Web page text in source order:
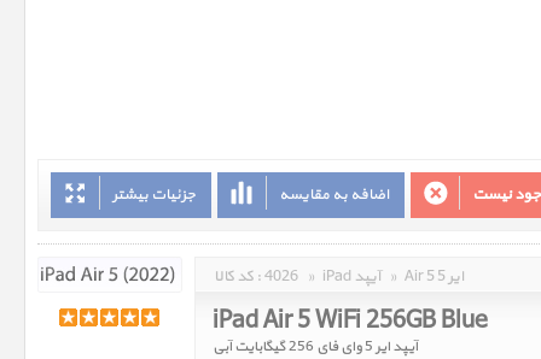
جزئیات بیشتر اضافه به مقایسه نیست
کد کالا : 4026 » iPad آیپد » Air 5 ایر 5
iPad Air 5 WiFi 256GB Blue
آیپد ایر 5 وای فای 256 گیگابایت آبی